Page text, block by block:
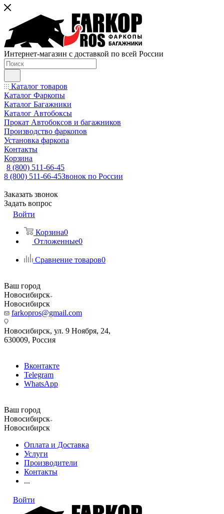
Интернет-магазин с доставкой по всей России
Каталог товаров
Каталог Фаркопы
Каталог Багажники
Каталог Автобоксы
Прокат Автобоксов и багажников
Производство фаркопов
Установка фаркопа
Контакты
Корзина
8 (800) 511-66-45
8 (800) 511-66-45Звонок по России
Заказать звонок
Задать вопрос
Войти
Корзина0
Отложенные0
Сравнение товаров0
Ваш город
Новосибирск
Новосибирск
farkopros@gmail.com
Новосибирск, ул. 9 Ноября, 24,
630009, Россия
Вконтакте
Telegram
WhatsApp
Ваш город
Новосибирск
Новосибирск
Оплата и Доставка
Услуги
Производители
Контакты
...
Войти